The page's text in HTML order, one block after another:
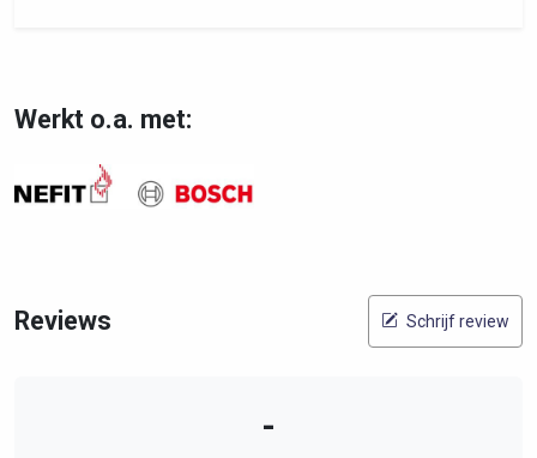
Werkt o.a. met:
Reviews Schrijf review
-